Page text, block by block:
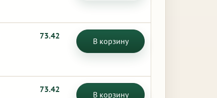
73.42
В корзину
73.42
В корзину